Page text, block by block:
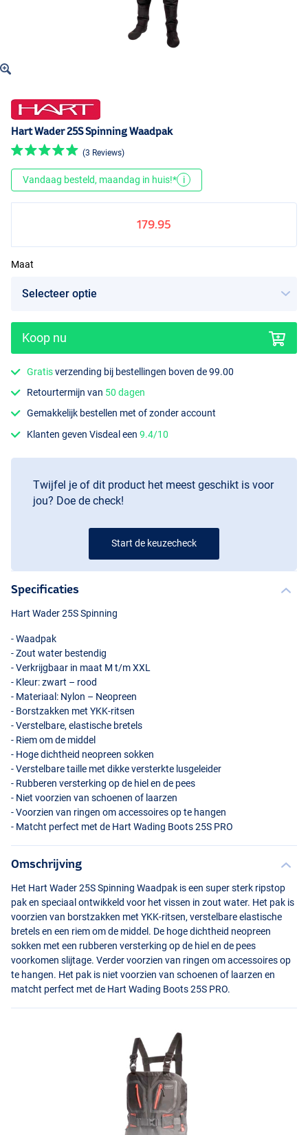
Hart Wader 25S Spinning Waadpak
(3 Reviews)
Vandaag besteld, maandag in huis!* i
179.95
Maat
Koop nu
Gratisverzending bij bestellingen boven de 99.00
Retourtermijn van 50 dagen
Gemakkelijk bestellen met of zonder account
Klanten geven Visdeal een9.4/10
Twijfel je of dit product het meest geschikt is voor
jou? Doe de check!
Start de keuzecheck
Specificaties
Hart Wader 25S Spinning
- Waadpak
- Zout water bestendig
- Verkrijgbaar in maat M t/mXXL
- Kleur: zwart – rood
- Materiaal: Nylon – Neopreen
- Borstzakken met YKK-ritsen
- Verstelbare, elastische bretels
- Riem om de middel
- Hoge dichtheid neopreen sokken
- Verstelbare taille met dikke versterkte lusgeleider
- Rubberen versterking op de hiel en de pees
- Niet voorzien van schoenen of laarzen
- Voorzien van ringen om accessoires op te hangen
- Matcht perfect met de Hart Wading Boots 25S PRO
Omschrijving
Het Hart Wader 25S Spinning Waadpak is een super sterk ripstop
pak en speciaal ontwikkeld voor het vissen in zout water. Het pak is
voorzien van borstzakken met YKK-ritsen, verstelbare elastische
bretels en een riem om de middel. De hoge dichtheid neopreen
sokken met een rubberen versterking op de hiel en de pees
voorkomen slijtage. Verder voorzien van ringen om accessoires op
te hangen. Het pak is niet voorzien van schoenen of laarzen en
matcht perfect met de Hart Wading Boots 25S PRO.